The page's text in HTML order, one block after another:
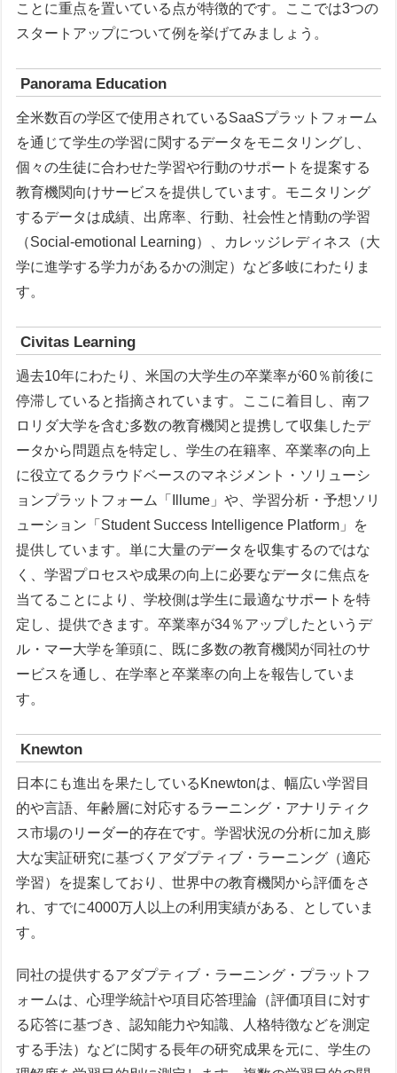
ことに重点を置いている点が特徴的です。ここでは3つの
スタートアップについて例を挙げてみましょう。
Panorama Education
全米数百の学区で使用されているSaaSプラットフォーム
を通じて学生の学習に関するデータをモニタリングし、
個々の生徒に合わせた学習や行動のサポートを提案する
教育機関向けサービスを提供しています。モニタリング
するデータは成績、出席率、行動、社会性と情動の学習
（Social-emotional Learning）、カレッジレディネス（大
学に進学する学力があるかの測定）など多岐にわたりま
す。
Civitas Learning
過去10年にわたり、米国の大学生の卒業率が60％前後に
停滞していると指摘されています。ここに着目し、南フ
ロリダ大学を含む多数の教育機関と提携して収集したデ
ータから問題点を特定し、学生の在籍率、卒業率の向上
に役立てるクラウドベースのマネジメント・ソリューシ
ョンプラットフォーム「Illume」や、学習分析・予想ソリ
ューション「Student Success Intelligence Platform」を
提供しています。単に大量のデータを収集するのではな
く、学習プロセスや成果の向上に必要なデータに焦点を
当てることにより、学校側は学生に最適なサポートを特
定し、提供できます。卒業率が34％アップしたというデ
ル・マー大学を筆頭に、既に多数の教育機関が同社のサ
ービスを通し、在学率と卒業率の向上を報告していま
す。
Knewton
日本にも進出を果たしているKnewtonは、幅広い学習目
的や言語、年齢層に対応するラーニング・アナリティク
ス市場のリーダー的存在です。学習状況の分析に加え膨
大な実証研究に基づくアダプティブ・ラーニング（適応
学習）を提案しており、世界中の教育機関から評価をさ
れ、すでに4000万人以上の利用実績がある、としていま
す。
同社の提供するアダプティブ・ラーニング・プラットフ
ォームは、心理学統計や項目応答理論（評価項目に対す
る応答に基づき、認知能力や知識、人格特徴などを測定
する手法）などに関する長年の研究成果を元に、学生の